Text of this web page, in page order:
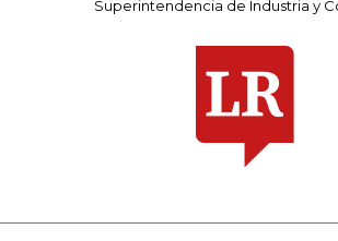
Superintendencia de Industria y